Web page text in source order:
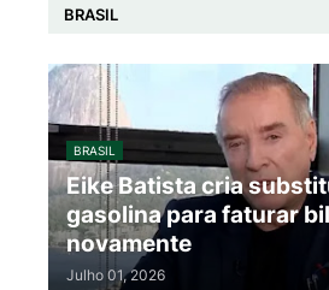
BRASIL
BRASIL
Eike Batista cria
gasolina para faturar
novamente
Julho 01, 2026